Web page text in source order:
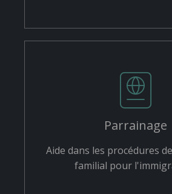
Parrainage
Aide dans les procédures
familial pour